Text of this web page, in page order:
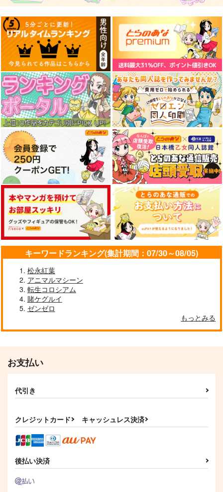
Doll1 ドール
もしカバスタジオ
880円
佐藤はるか
サンプル
作品詳細
東方インストEDM14
SPACELECTRO
2,357 円（税込）
サンプル
作品詳細
ぶちあげアップデー
ト！3
Rolling Contact
1,430円（税込）
サンプル
作品詳細
東方インストEDM8
Spacelectro
1,572 円（税込）
レミリア・スカーレット
サンプル
壊れた運命を紡いで
幽閉サテライト
魂魄妖夢
秘密のソルベ
少女フラクタル
作品詳細
FELT
1,540円 （税込）
キーワードランキング(集計期間：07/30～08/05)
松永紅葉
アニマルマシーン
転生コロシアム
賭ケグルイ
ゼンゼロ
もっとみる
お支払い
代引き
クレジットカード キャッシュレス決済
後払い決済